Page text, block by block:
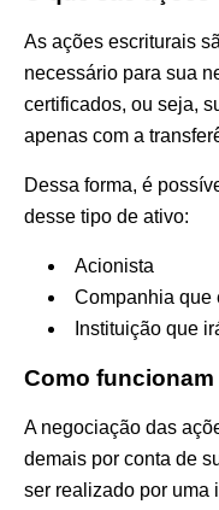
As ações escriturais
necessário para sua
certificados, ou seja,
apenas com a
Dessa forma, é
desse tipo de ativo:
Acionista
Companhia que
Instituição que
Como
A negociação das
demais por conta de
ser realizado por uma